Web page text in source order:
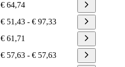
€ 64,74
€ 51,43 - € 97,33
€ 61,71
€ 57,63 - € 57,63